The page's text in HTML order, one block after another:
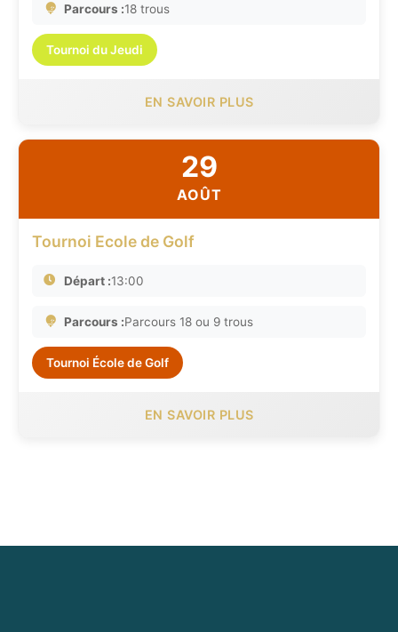
Parcours :18 trous
Tournoi du Jeudi
EN SAVOIR PLUS
29
AOÛT
Tournoi Ecole de Golf
Départ :13:00
Parcours :Parcours 18 ou 9 trous
Tournoi École de Golf
EN SAVOIR PLUS